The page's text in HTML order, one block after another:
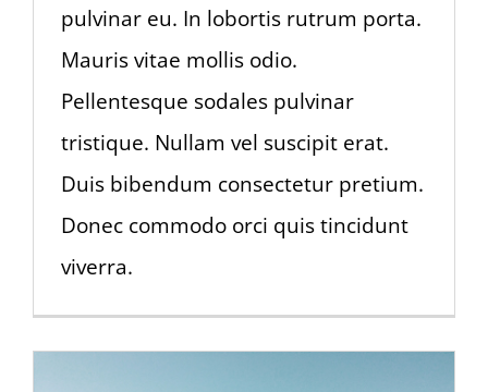
pulvinar eu. In lobortis rutrum porta.
Mauris vitae mollis odio.
Pellentesque sodales pulvinar
tristique. Nullam vel suscipit erat.
Duis bibendum consectetur pretium.
Donec commodo orci quis tincidunt
viverra.